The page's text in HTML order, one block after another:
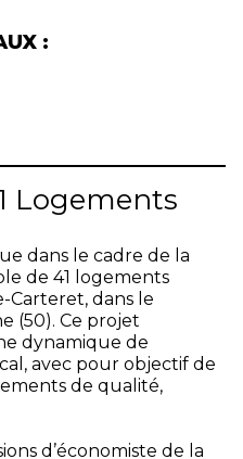
:
Logements
dans le cadre de la
de 41 logements
Carteret, dans le
(50). Ce projet
dynamique de
avec pour objectif de
de qualité,
d’économiste de la